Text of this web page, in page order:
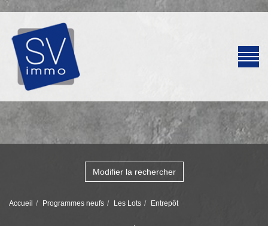
Modifier la rechercher
Accueil Programmes neufs Les Lots Entrepôt